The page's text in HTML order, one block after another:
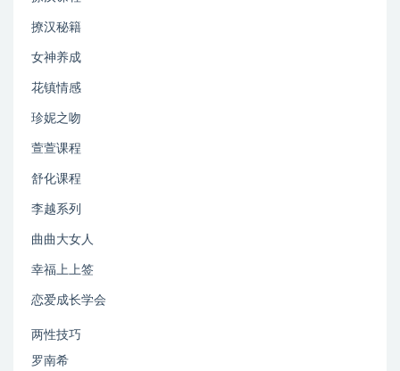
撩汉秘籍
女神养成
花镇情感
珍妮之吻
萱萱课程
舒化课程
李越系列
曲曲大女人
幸福上上签
恋爱成长学会
两性技巧
罗南希